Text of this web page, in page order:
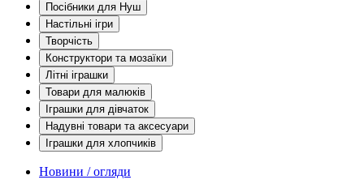
Посібники для Нуш
Настільні ігри
Творчість
Конструктори та мозаїки
Літні іграшки
Товари для малюків
Іграшки для дівчаток
Надувні товари та аксесуари
Іграшки для хлопчиків
Новини / огляди